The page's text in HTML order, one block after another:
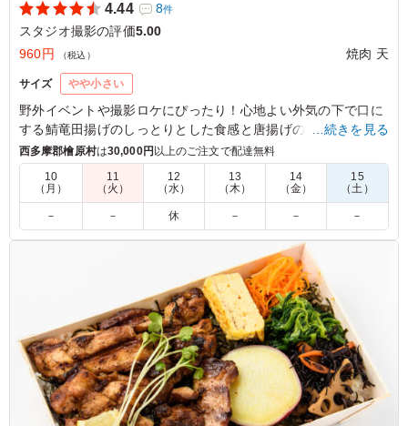
4.44 8件
スタジオ撮影の評価5.00
960円
（税込） 焼肉 天
サイズ やや小さい
野外イベントや撮影ロケにぴったり！心地よい外気の下で口に
する鯖竜田揚げのしっとりとした食感と唐揚げのジューシーさ
は格別。アスパラの塩焼きと共に味わう、素朴な味付けが癒し
を与えてくれます。さらに彩り豊かなひじき煮や人参ナムルが
お口の中で広がり、満足感を一層引き立てます。
5.0
大好きな鯖と唐揚げが一度に味わえる贅沢なお弁当。鯖は
旨味が凝縮されていて、唐揚げは冷めてもジューシーさが
保たれています。ボリューム満点でお腹いっぱい、元気が
もらえる大満足のメニューでした。
ご利用シーン：ロケ・撮影›スタジオ撮影
東京都世田谷区野沢2026/06/15
…続きを見る
西多摩郡檜原村は30,000円 以上のご注文で配達無料
10
（月）
11
（火）
12
（水）
13
（木）
14
（金）
15
（土）
－ － 休 － － －